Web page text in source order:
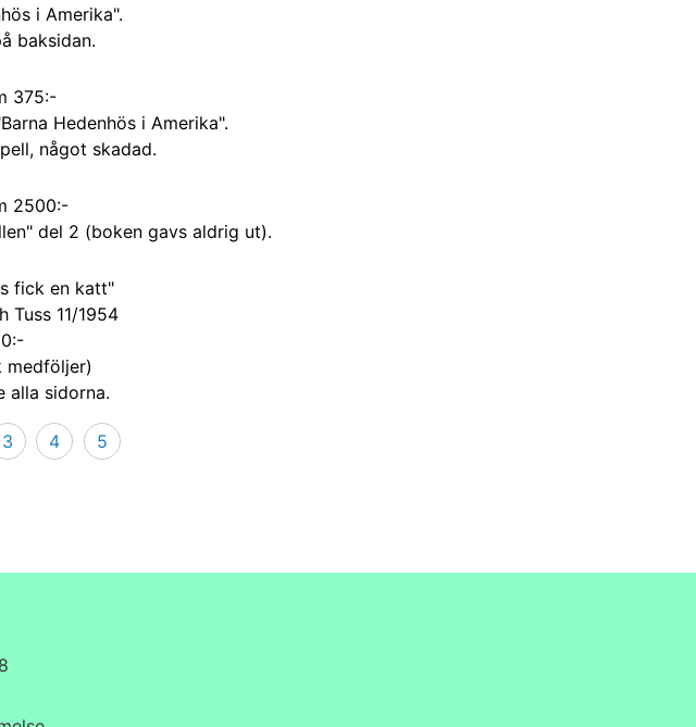
i Amerika".
baksidan.
375:-
Hedenhös i Amerika".
något skadad.
2500:-
del 2 (boken gavs aldrig ut).
fick en katt"
Tuss 11/1954
medföljer)
alla sidorna.
3 4 5